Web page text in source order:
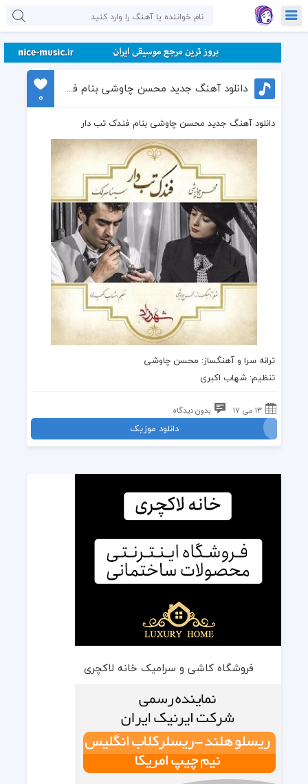
دانلود آهنگ جدید محسن چاوشی بنام فندک تب دار
0
دانلود آهنگ جدید محسن چاوشی بنام فندک تب دار
ترانه سرا و آهنگساز: محسن چاوشی
تنظیم: شهاب اکبری
13 می 17 بدون دیدگاه
دانلود موزیک
فروشگاه کاشی و سرامیک خانه لاکچری